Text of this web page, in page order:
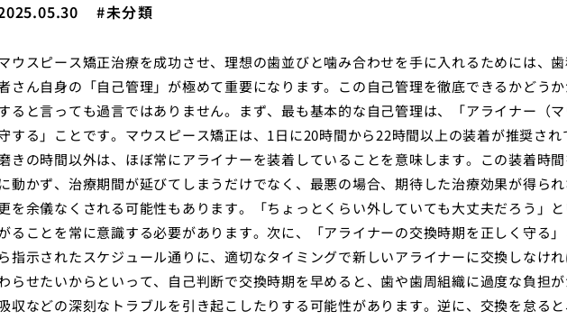
未分類
ウスピース矯正治療を成功させ、理想の歯並びと噛み合わせを手に入れるためには、
さん自身の「自己管理」が極めて重要になります。この自己管理を徹底できるかどう
ると言っても過言ではありません。まず、最も基本的な自己管理は、「アライナー（
する」ことです。マウスピース矯正は、1日に20時間から22時間以上の装着が推奨さ
きの時間以外は、ほぼ常にアライナーを装着していることを意味します。この装着時
動かず、治療期間が延びてしまうだけでなく、最悪の場合、期待した治療効果が得ら
を余儀なくされる可能性もあります。「ちょっとくらい外していても大丈夫だろう」
ることを常に意識する必要があります。次に、「アライナーの交換時期を正しく守る
ら指示されたスケジュール通りに、適切なタイミングで新しいアライナーに交換しなけ
らせたいからといって、自己判断で交換時期を早めると、歯や歯周組織に過度な負担
収などの深刻なトラブルを引き起こしたりする可能性があります。逆に、交換を怠る